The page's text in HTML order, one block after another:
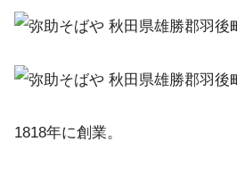
1818年に創業。